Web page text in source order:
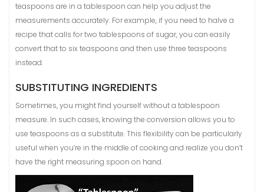
teaspoons are in a tablespoon can help you adjust the
measurements accurately. For example, if you need to halve a
recipe that calls for two tablespoons of sugar, you can easily
convert that to six teaspoons and then use three teaspoons
instead.
SUBSTITUTING INGREDIENTS
Sometimes, you might find yourself without a tablespoon
measure. In such cases, knowing the conversion allows you to
use teaspoons as a substitute. This flexibility can be particularly
useful when you’re in the middle of cooking and realize you don’t
have the right measuring spoon on hand.